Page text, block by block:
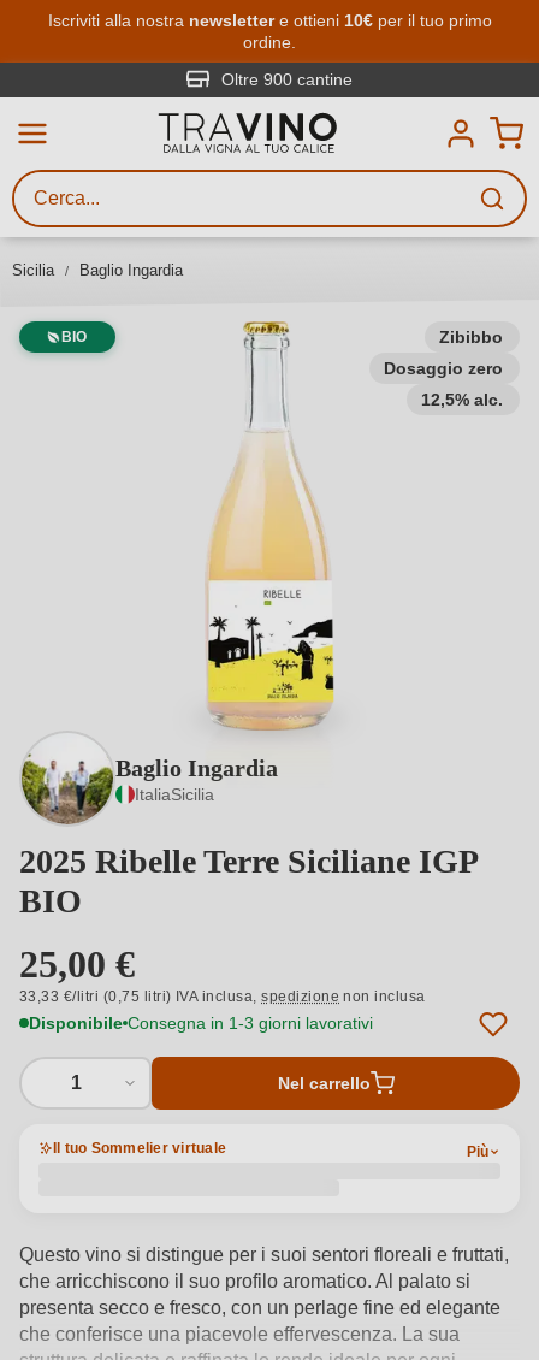
Passa al contenuto principale
Iscriviti alla nostra newslettere ottieni 10€per il tuo primo
ordine.
Oltre 900 cantine
Sicilia Baglio Ingardia
Zibibbo
Dosaggio zero
12,5% alc.
BIO
Baglio Ingardia
ItaliaSicilia
2025 Ribelle Terre Siciliane IGP
BIO
25,00 €
33,33 €/litri (0,75 litri) IVA inclusa,spedizione non inclusa
Disponibile Consegna in 1-3 giorni lavorativi
1 Nel carrello
Il tuo Sommelier virtuale Più
Questo vino si distingue per i suoi sentori floreali e fruttati,
che arricchiscono il suo profilo aromatico. Al palato si
presenta secco e fresco, con un perlage fine ed elegante
che conferisce una piacevole effervescenza. La sua
Ricerca vini
Inserisci almeno 3 caratteri
gusto, occasione, nome del vino,
vitigno, regione, cantina o altri